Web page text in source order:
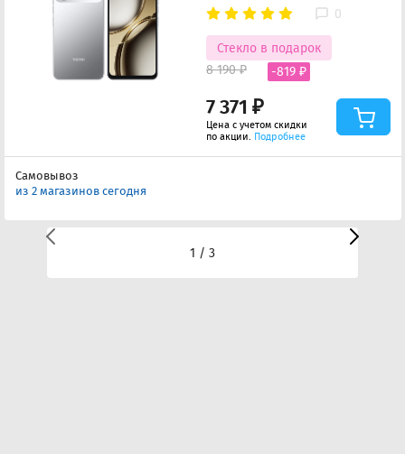
0
Стекло в подарок
7 371 ₽
8 190 ₽ -819 ₽
Цена с учетом скидки
по акции. Подробнее
Самовывоз
из 2 магазинов сегодня
1 / 3